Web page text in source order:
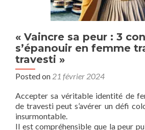
« Vaincre sa peur : 3
s’épanouir en femme
travesti »
Posted on 21 février 2024
Accepter sa véritable identité de
de travesti peut s’avérer un défi
insurmontable.
Il est compréhensible que la peur